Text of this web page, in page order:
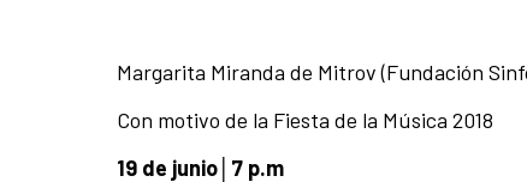
Margarita Miranda de Mitrov (Fundación
Con motivo de la Fiesta de la Música 2018
19 de junio│7 p.m